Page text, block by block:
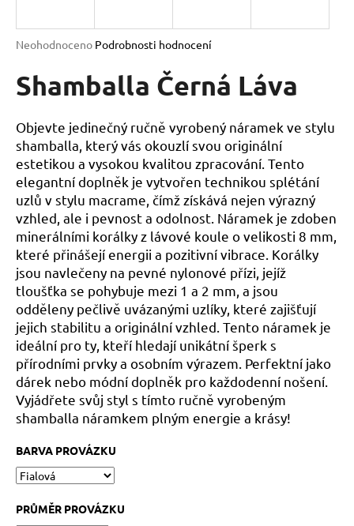
Průměrné
produktu
je
5
hvězdiček.
Neohodnoceno Podrobnosti hodnocení
Shamballa Černá Láva
Objevte jedinečný ručně vyrobený náramek ve stylu
shamballa, který vás okouzlí svou originální
estetikou a vysokou kvalitou zpracování. Tento
elegantní doplněk je vytvořen technikou splétání
uzlů v stylu macrame, čímž získává nejen výrazný
vzhled, ale i pevnost a odolnost. Náramek je zdoben
minerálními korálky z lávové koule o velikosti 8 mm,
které přinášejí energii a pozitivní vibrace. Korálky
jsou navlečeny na pevné nylonové přízi, jejíž
tloušťka se pohybuje mezi 1 a 2 mm, a jsou
odděleny pečlivě uvázanými uzlíky, které zajišťují
jejich stabilitu a originální vzhled. Tento náramek je
ideální pro ty, kteří hledají unikátní šperk s
přírodními prvky a osobním výrazem. Perfektní jako
dárek nebo módní doplněk pro každodenní nošení.
Vyjádřete svůj styl s tímto ručně vyrobeným
shamballa náramkem plným energie a krásy!
BARVA PROVÁZKU
PRŮMĚR PROVÁZKU
j
t
?
HLEDAT
D
o
p
o
r
u
č
u
j
e
m
e
KABBALAH
FIVE
SILVER